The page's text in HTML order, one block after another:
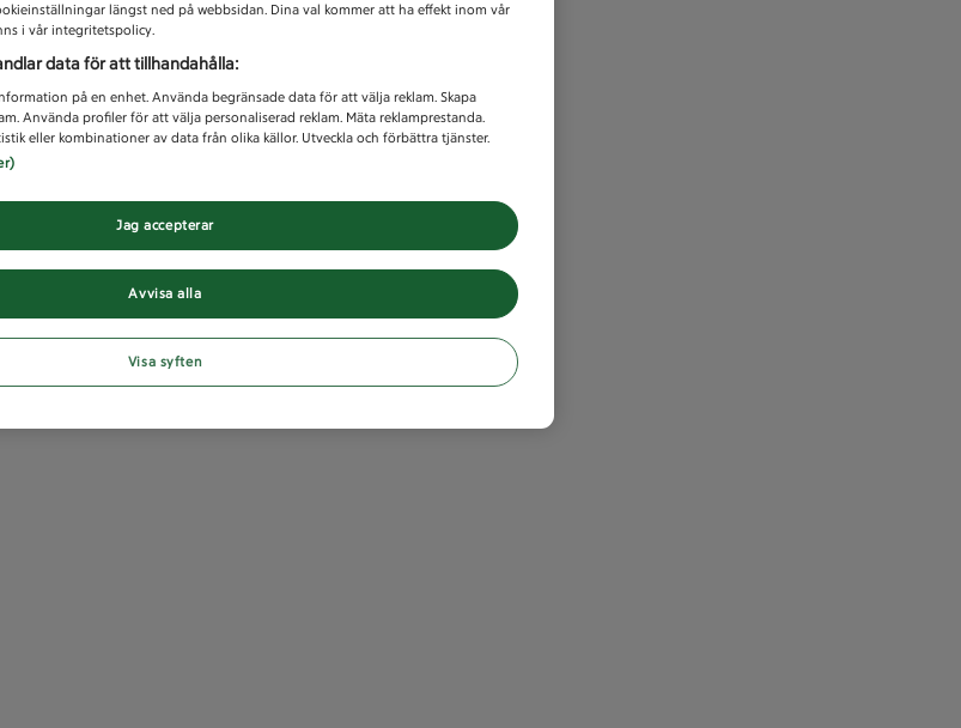
längst ned på webbsidan. Dina val kommer att ha effekt inom vår
i vår integritetspolicy.
data för att tillhandahålla:
på en enhet. Använda begränsade data för att välja reklam. Skapa
Använda profiler för att välja personaliserad reklam. Mäta reklamprestanda.
eller kombinationer av data från olika källor. Utveckla och förbättra tjänster.
Avvisa alla
Jag accepterar
Visa syften